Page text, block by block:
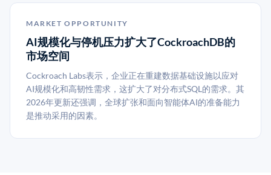
MARKET OPPORTUNITY
AI规模化与停机压力扩大了CockroachDB的
市场空间
Cockroach Labs表示，企业正在重建数据基础设施以应对
AI规模化和高韧性需求，这扩大了对分布式SQL的需求。其
2026年更新还强调，全球扩张和面向智能体AI的准备能力
是推动采用的因素。